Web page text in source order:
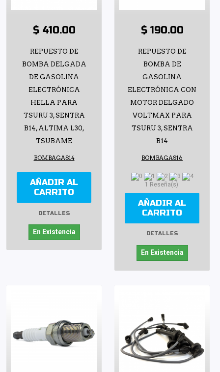
$ 410.00
REPUESTO DE
BOMBA DELGADA
DE GASOLINA
ELECTRÓNICA
HELLA PARA
TSURU 3, SENTRA
B14, ALTIMA L30,
TSUBAME
BOMBAGAS14
AÑADIR AL
CARRITO
DETALLES
En Existencia
$ 190.00
REPUESTO DE
BOMBA DE
GASOLINA
ELECTRÓNICA CON
MOTOR DELGADO
VOLTMAX PARA
TSURU 3, SENTRA
B14
BOMBAGAS16
1 Reseña(s)
AÑADIR AL
CARRITO
DETALLES
En Existencia